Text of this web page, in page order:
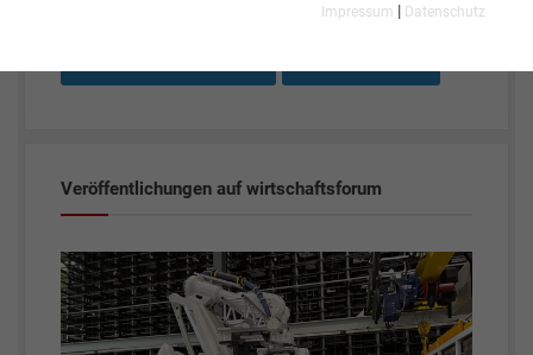
Veröffentlichungen auf wirtschaftsforum
Impressum | Datenschutz